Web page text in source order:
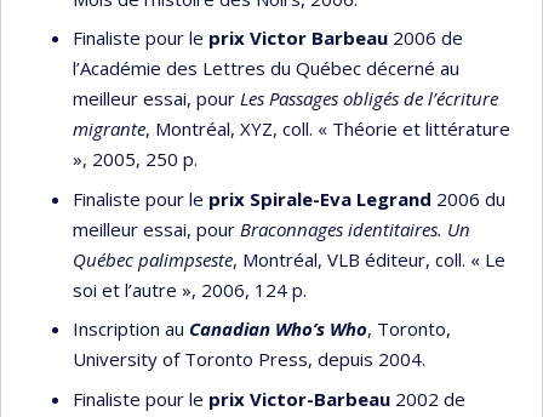
Finaliste pour le prix Victor Barbeau 2006 de
l’Académie des Lettres du Québec décerné au
meilleur essai, pour Les Passages obligés de l’écriture
migrante, Montréal, XYZ, coll. « Théorie et littérature
», 2005, 250 p.
Finaliste pour le prix Spirale-Eva Legrand 2006 du
meilleur essai, pour Braconnages identitaires. Un
Québec palimpseste, Montréal, VLB éditeur, coll. « Le
soi et l’autre », 2006, 124 p.
Inscription au Canadian Who’s Who, Toronto,
University of Toronto Press, depuis 2004.
Finaliste pour le prix Victor-Barbeau 2002 de